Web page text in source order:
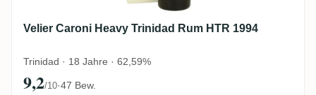
Velier Caroni Heavy Trinidad Rum HTR 1994
Trinidad · 18 Jahre · 62,59%
9,2/10·47 Bew.